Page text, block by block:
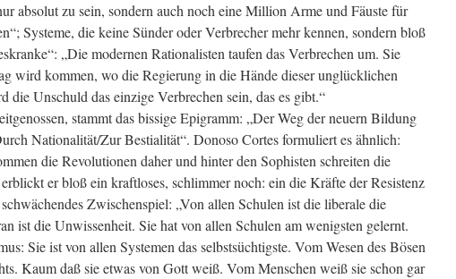
absolut zu sein, sondern auch noch eine Million Arme und Fäuste für
Systeme, die keine Sünder oder Verbrecher mehr kennen, sondern bloß
„Die modernen Rationalisten taufen das Verbrechen um. Sie
wird kommen, wo die Regierung in die Hände dieser unglücklichen
die Unschuld das einzige Verbrechen sein, das es gibt.“
stammt das bissige Epigramm: „Der Weg der neuern Bildung
Nationalität/Zur Bestialität“. Donoso Cortes formuliert es ähnlich:
die Revolutionen daher und hinter den Sophisten schreiten die
er bloß ein kraftloses, schlimmer noch: ein die Kräfte der Resistenz
Zwischenspiel: „Von allen Schulen ist die liberale die
ist die Unwissenheit. Sie hat von allen Schulen am wenigsten gelernt.
Sie ist von allen Systemen das selbstsüchtigste. Vom Wesen des Bösen
Kaum daß sie etwas von Gott weiß. Vom Menschen weiß sie schon gar